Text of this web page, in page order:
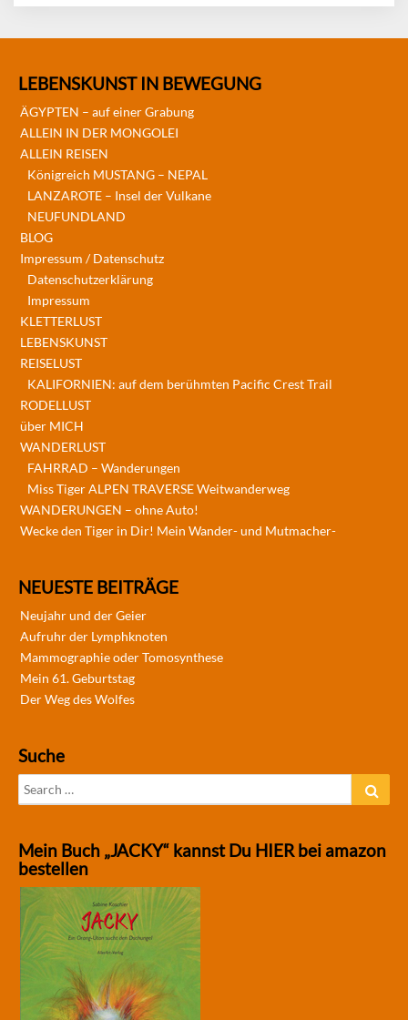
LEBENSKUNST IN BEWEGUNG
ÄGYPTEN – auf einer Grabung
ALLEIN IN DER MONGOLEI
ALLEIN REISEN
Königreich MUSTANG – NEPAL
LANZAROTE – Insel der Vulkane
NEUFUNDLAND
BLOG
Impressum / Datenschutz
Datenschutzerklärung
Impressum
KLETTERLUST
LEBENSKUNST
REISELUST
KALIFORNIEN: auf dem berühmten Pacific Crest Trail
RODELLUST
über MICH
WANDERLUST
FAHRRAD – Wanderungen
Miss Tiger ALPEN TRAVERSE Weitwanderweg
WANDERUNGEN – ohne Auto!
Wecke den Tiger in Dir! Mein Wander- und Mutmacher-
NEUESTE BEITRÄGE
Neujahr und der Geier
Aufruhr der Lymphknoten
Mammographie oder Tomosynthese
Mein 61. Geburtstag
Der Weg des Wolfes
Suche
Search
for:
Mein Buch „JACKY“ kannst Du HIER bei amazon
bestellen